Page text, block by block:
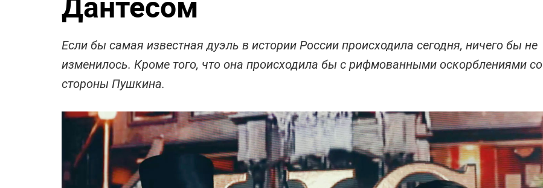
Если бы самая известная дуэль в истории России происходила сегодня, ничего бы не
изменилось. Кроме того, что она происходила бы с рифмованными оскорблениями со
стороны Пушкина.